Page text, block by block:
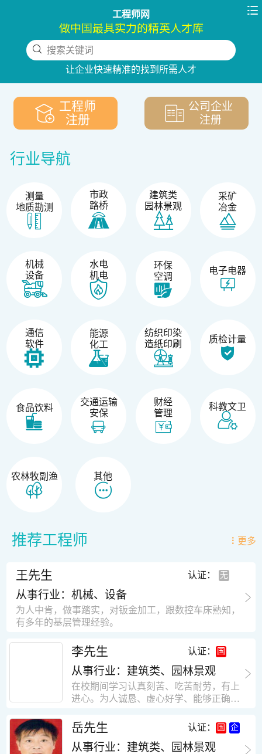
工程师网 
做中国最具实力的精英人才库
搜索关键词
让企业快速精准的找到所需人才
下拉刷新
工程师
注册
公司企业
注册
行业导航
测量
地质勘测
市政
路桥
建筑类
园林景观
采矿
冶金
机械
设备
水电
机电
环保
空调
电子电器
通信
软件
能源
化工
纺织印染
造纸印刷
质检计量
食品饮料
交通运输
安保
财经
管理
科教文卫
农林牧副渔 其他
推荐工程师 更多
王先生 认证：
从事行业：机械、设备
为人中肯，做事踏实，对钣金加工，跟数控车床熟知，
有多年的基层管理经验。
李先生 认证：
从事行业：建筑类、园林景观
在校期间学习认真刻苦、吃苦耐劳，有上
进心。为人诚恳、虚心好学、能够正确对
思想积极上进，接受能力和独立能力强，
有很强的团队精神和集体荣誉感。做事认
真负责，有很强的责任心。秉承山大扎
岳先生 认证：
从事行业：建筑类、园林景观